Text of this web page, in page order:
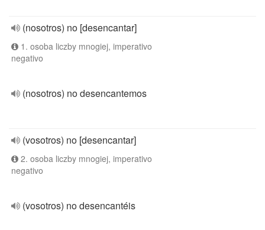
(nosotros) no [desencantar]
1. osoba liczby mnogiej, imperativo
negativo
(nosotros) no desencantemos
(vosotros) no [desencantar]
2. osoba liczby mnogiej, imperativo
negativo
(vosotros) no desencantéis